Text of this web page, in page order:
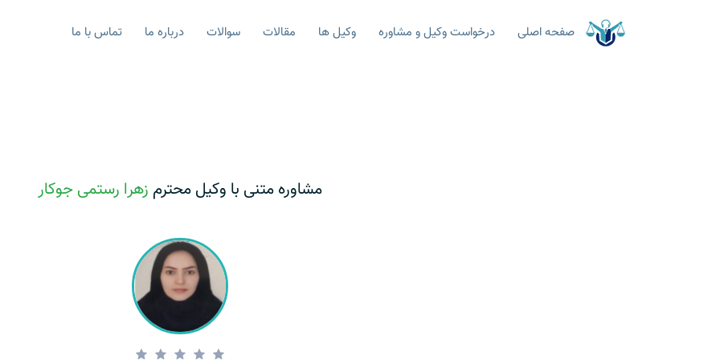
صفحه اصلی درخواست وکیل و مشاوره وکیل ها مقالات سوالات درباره ما تماس با ما
مشاوره متنی با وکیل محترم زهرا رستمی جوکار